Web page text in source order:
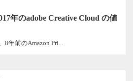
年のadobe Creative Cloud の値
年前のAmazon Pri...